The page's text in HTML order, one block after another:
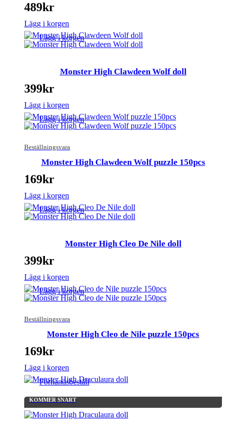
489kr
Lägg i korgen
Lägg i korgen
Monster High Clawdeen Wolf doll
399kr
Lägg i korgen
Beställningsvara
Lägg i korgen
Monster High Clawdeen Wolf puzzle 150pcs
169kr
Lägg i korgen
Lägg i korgen
Monster High Cleo De Nile doll
399kr
Lägg i korgen
Beställningsvara
Lägg i korgen
Monster High Cleo de Nile puzzle 150pcs
169kr
Lägg i korgen
KOMMER SNART
Förhandsbeställ